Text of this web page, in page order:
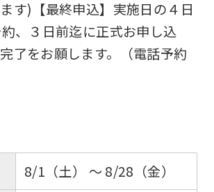
す)【最終申込】実施日の４日
、３日前迄に正式お申し込
了をお願します。（電話予約
8/1（土） 〜 8/28（金）
English.
Click
automatic
translation)